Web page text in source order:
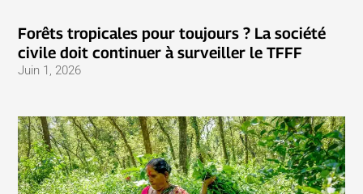
Forêts tropicales pour toujours ? La société
civile doit continuer à surveiller le TFFF
Juin 1, 2026